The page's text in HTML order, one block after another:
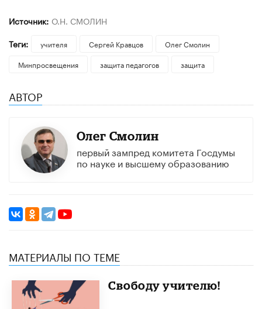
Источник: О.Н. СМОЛИН
Теги:
учителя Сергей Кравцов
Олег Смолин
Минпросвещения
защита педагогов защита
АВТОР
Олег Смолин
первый зампред комитета Госдумы
по науке и высшему образованию
МАТЕРИАЛЫ ПО ТЕМЕ
Свободу учителю!